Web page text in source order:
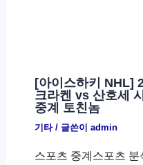
[아이스하키 NHL]
크라켄 vs 산호세
중계 토친놈
기타/ 글쓴이 admin
스포츠 중계스포츠